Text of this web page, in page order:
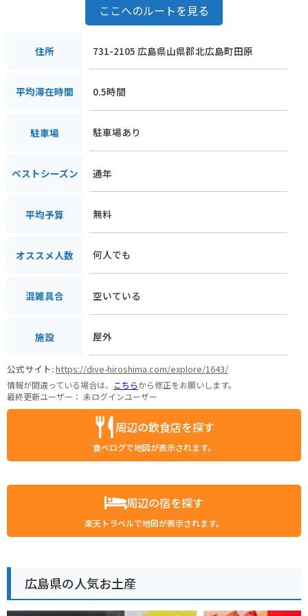
紅葉シーズンは特に交通量が多くなるので、時間に余裕を持っ
ャンプ場や宿泊施設もあるので、大自然の中でゆったりと過ご
手打ちそばで、香り高くコシのある食感が特徴です。ワイン
は、地元産のブドウを使ったもので、フルーティーな味わいが
ここへのルートを見る
住所 731-2105 広島県山県郡北広島町田原
平均滞在時間 0.5時間
駐車場 駐車場あり
ベストシーズン 通年
平均予算 無料
オススメ人数 何人でも
混雑具合 空いている
施設 屋外
公式サイト:https://dive-hiroshima.com/explore/1643/
情報が間違っている場合は、 こちらから修正をお願いします。
最終更新ユーザー： 未ログインユーザー
周辺の飲食店を探す
食べログで地図が表示されます。
周辺の宿を探す
楽天トラベルで地図が表示されます。
広島県の人気お土産